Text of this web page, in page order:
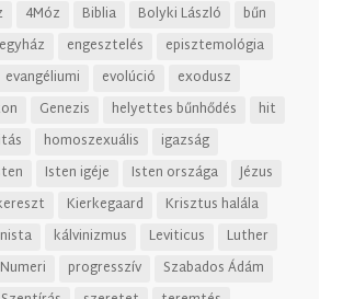
4Móz Biblia Bolyki László
bűn
egyház engesztelés
episztemológia
evangéliumi evolúció
exodusz
Genezis helyettes bűnhődés
hit
homoszexuális
igazság
Isten igéje Isten országa
Jézus
Kierkegaard
Krisztus halála
kálvinizmus Leviticus
Luther
Numeri progresszív
Szabados Ádám